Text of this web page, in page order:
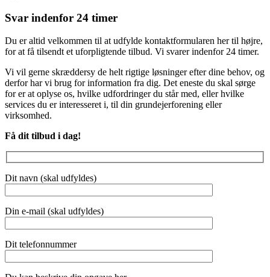
Svar indenfor 24 timer
Du er altid velkommen til at udfylde kontaktformularen her til højre,
for at få tilsendt et uforpligtende tilbud. Vi svarer indenfor 24 timer.
Vi vil gerne skræddersy de helt rigtige løsninger efter dine behov, og
derfor har vi brug for information fra dig. Det eneste du skal sørge
for er at oplyse os, hvilke udfordringer du står med, eller hvilke
services du er interesseret i, til din grundejerforening eller
virksomhed.
Få dit tilbud i dag!
Dit navn (skal udfyldes)
Din e-mail (skal udfyldes)
Dit telefonnummer